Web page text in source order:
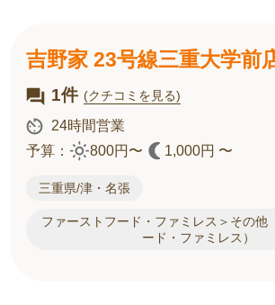
吉野家 23号線三重大学前
1件 (クチコミを見る)
24時間営業
予算：
800円〜 1,000円 〜
三重県/津・名張
ファーストフード・ファミレス＞その他
ード・ファミレス）